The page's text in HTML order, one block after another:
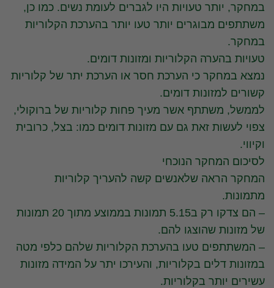
במחקר, יותר טעויות היו לגברים לעומת נשים. כמו כן,
משתתפים מבוגרים יותר טעו יותר בהערכת הקלוריות
במחקר.
טעויות בהערה הקלוריות ומזונות דומים.
נמצא במחקר כי הערכת חסר או הערכת יתר של קלוריות
קשורים למזונות דומים.
לממשל, משתתף אשר מעיך פחות קלוריות של ברוקולי,
צפוי לעשות זאת גם עם מזונות דומים כמו: בצל, כרובית
וקיווי.
לסיכום המחקר הנוכחי
המחקר הראה שלאנשים קשה להעריך קלוריות
מתמונות.
– הם צדקו רק ב5.15 תמונות בממוצע מתוך 20 תמונות
של מזונות שהוצגו להם.
– המשתתפים טעו בהערכת הקלוריות שלהם כלפי מטה
במזונות דלים בקלוריות, והעירכו יתר על המידה מזונות
עשירים יותר בקלוריות.